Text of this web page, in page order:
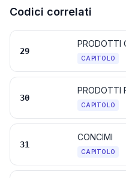
Codici correlati
29
PRODOTTI
CAPITOLO
30
PRODOTTI
CAPITOLO
31
CONCIMI
CAPITOLO